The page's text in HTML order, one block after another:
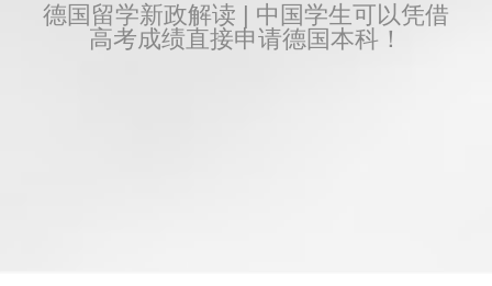
德国留学新政解读 | 中国学生可以凭借
高考成绩直接申请德国本科！